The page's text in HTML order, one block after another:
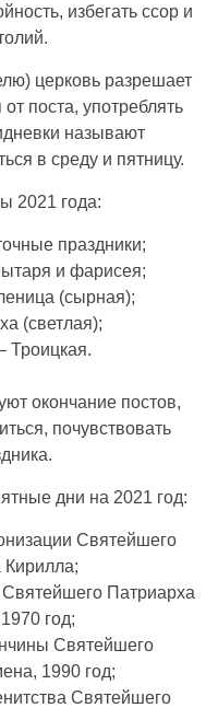
избегать ссор и
церковь разрешает
поста, употреблять
называют
в среду и пятницу.
2021 года:
праздники;
и фарисея;
(сырная);
(светлая);
Троицкая.
окончание постов,
почувствовать
дни на 2021 год:
Святейшего
Кирилла;
Патриарха
год;
Святейшего
1990 год;
Святейшего